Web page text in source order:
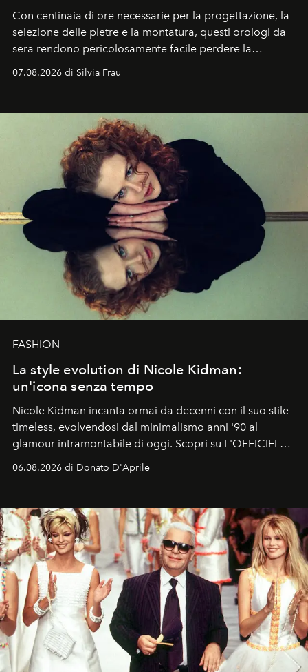
Con centinaia di ore necessarie per la progettazione, la
selezione delle pietre e la montatura, questi orologi da
sera rendono pericolosamente facile perdere la
07.08.2026 di Silvia Frau
FASHION
La style evolution di Nicole Kidman:
un'icona senza tempo
Nicole Kidman incanta ormai da decenni con il suo stile
timeless, evolvendosi dal minimalismo anni '90 al
glamour intramontabile di oggi. Scopri su L'OFFICIEL
06.08.2026 di Donato D'Aprile